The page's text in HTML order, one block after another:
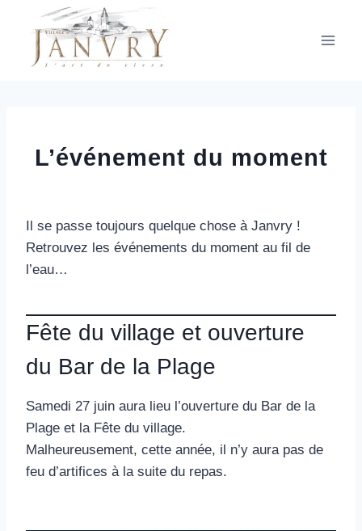
contenu
L’événement du moment
Il se passe toujours quelque chose à Janvry !
Retrouvez les événements du moment au fil de
l’eau…
Fête du village et ouverture
du Bar de la Plage
Samedi 27 juin aura lieu l’ouverture du Bar de la
Plage et la Fête du village.
Malheureusement, cette année, il n’y aura pas de
feu d’artifices à la suite du repas.